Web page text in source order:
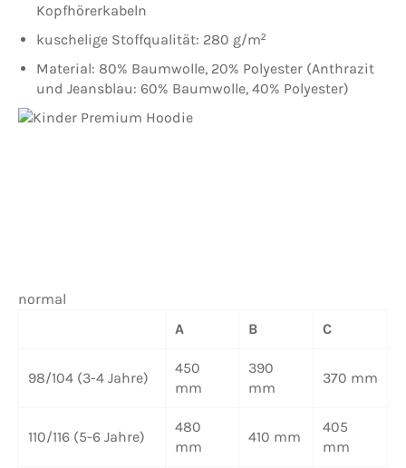
Kopfhörerkabeln
kuschelige Stoffqualität: 280 g/m²
Material: 80% Baumwolle, 20% Polyester (Anthrazit
und Jeansblau: 60% Baumwolle, 40% Polyester)
normal
A
B C
98/104 (3-4 Jahre)
450
mm
390
mm
370 mm
110/116 (5-6 Jahre)
480
mm
410 mm
405
mm